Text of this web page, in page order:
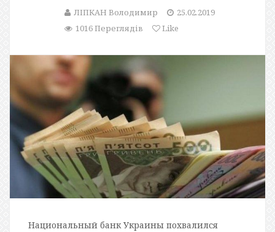
ЛІПКАН Володимир
25.02.2019
1016 Переглядів
Like
Национальный банк Украины похвалился